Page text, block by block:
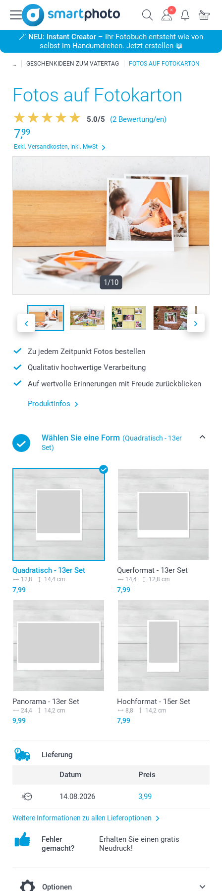
🪄 NEU: Instant Creator – Ihr Fotobuch entsteht wie von
selbst im Handumdrehen. Jetzt erstellen 📖
GESCHENKIDEEN ZUM VATERTAG FOTOS AUF FOTOKARTON
Fotos auf Fotokarton
5.0/5 (2 Bewertung/en)
7,99
Exkl. Versandkosten, inkl. MwSt
1/10
Zu jedem Zeitpunkt Fotos bestellen
Qualitativ hochwertige Verarbeitung
Auf wertvolle Erinnerungen mit Freude zurückblicken
Produktinfos
Wählen Sie eine Form (Quadratisch - 13er
Set)
Quadratisch - 13er Set
12,8 14,4 cm
7,99
Querformat - 13er Set
14,4 12,8 cm
7,99
Panorama - 13er Set
24,4 14,2 cm
9,99
Hochformat - 15er Set
8,8 14,2 cm
7,99
Lieferung
Datum Preis
14.08.2026 3,99
Weitere Informationen zu allen Lieferoptionen
Fehler
gemacht?
Erhalten Sie einen gratis
Neudruck!
Optionen